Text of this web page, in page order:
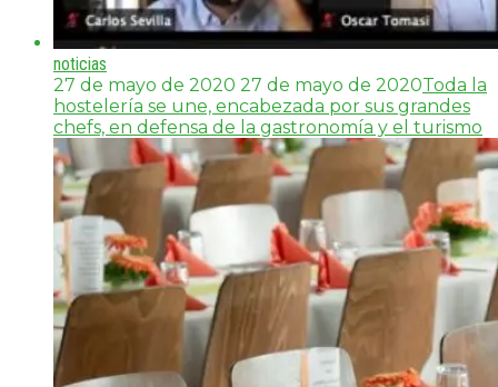
noticias
27 de mayo de 2020 27 de mayo de 2020Toda la
hostelería se une, encabezada por sus grandes
chefs, en defensa de la gastronomía y el turismo